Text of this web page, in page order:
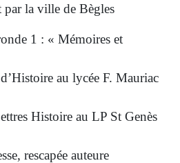
la ville de Bègles
1 : « Mémoires et
au lycée F. Mauriac
Histoire au LP St Genès
rescapée auteure